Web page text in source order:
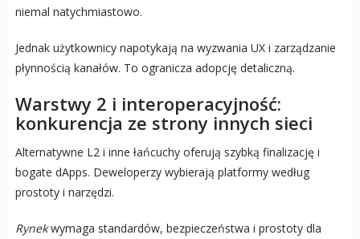
niemal natychmiastowo.
Jednak użytkownicy napotykają na wyzwania UX i zarządzanie
płynnością kanałów. To ogranicza adopcję detaliczną.
Warstwy 2 i interoperacyjność:
konkurencja ze strony innych sieci
Alternatywne L2 i inne łańcuchy oferują szybką finalizację i
bogate dApps. Deweloperzy wybierają platformy według
prostoty i narzędzi.
Rynekwymaga standardów, bezpieczeństwa i prostoty dla